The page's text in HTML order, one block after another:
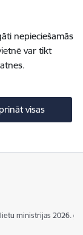
nepieciešamās
var tikt
visas
ministrijas 2026.